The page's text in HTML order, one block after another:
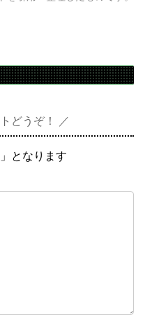
どうぞ！
となります